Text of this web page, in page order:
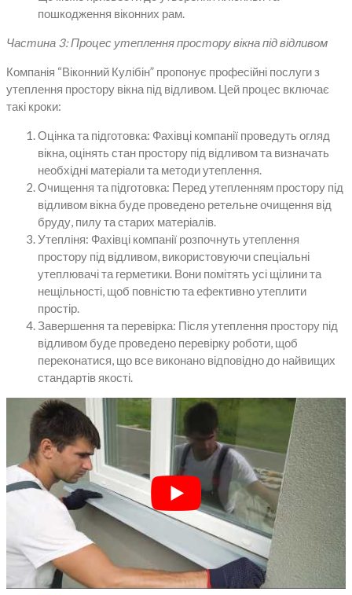
пошкодження віконних рам.
Частина 3: Процес утеплення простору вікна під відливом
Компанія “Віконний Кулібін” пропонує професійні послуги з
утеплення простору вікна під відливом. Цей процес включає
такі кроки:
Оцінка та підготовка: Фахівці компанії проведуть огляд
вікна, оцінять стан простору під відливом та визначать
необхідні матеріали та методи утеплення.
Очищення та підготовка: Перед утепленням простору під
відливом вікна буде проведено ретельне очищення від
бруду, пилу та старих матеріалів.
Утепліня: Фахівці компанії розпочнуть утеплення
простору під відливом, використовуючи спеціальні
утеплювачі та герметики. Вони помітять усі щілини та
нещільності, щоб повністю та ефективно утеплити
простір.
Завершення та перевірка: Після утеплення простору під
відливом буде проведено перевірку роботи, щоб
переконатися, що все виконано відповідно до найвищих
стандартів якості.